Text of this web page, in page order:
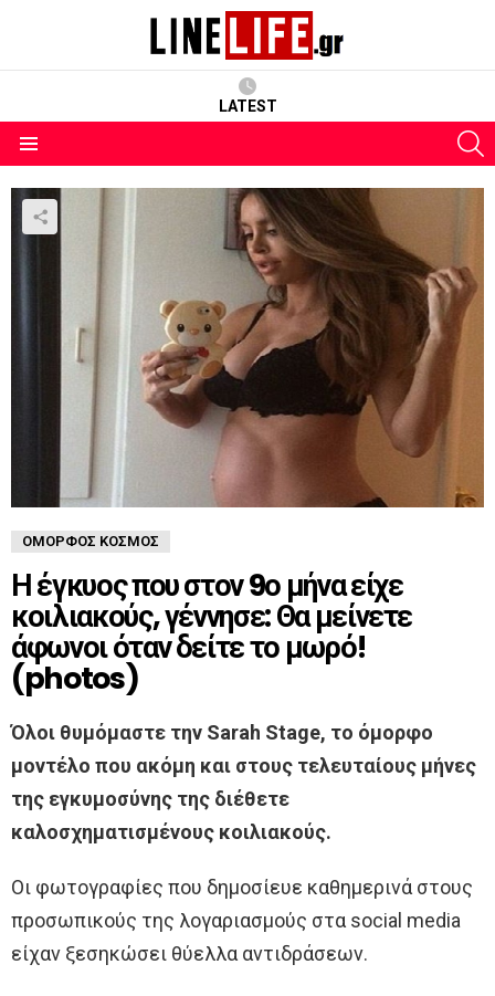
LATEST
ΌΜΟΡΦΟΣ ΚΌΣΜΟΣ
Η έγκυος που στον 9ο μήνα είχε
κοιλιακούς, γέννησε: Θα μείνετε
άφωνοι όταν δείτε το μωρό!
(photos)
Όλοι θυμόμαστε την Sarah Stage, το όμορφο
μοντέλο που ακόμη και στους τελευταίους μήνες
της εγκυμοσύνης της διέθετε
καλοσχηματισμένους κοιλιακούς.
Οι φωτογραφίες που δημοσίευε καθημερινά στους
προσωπικούς της λογαριασμούς στα social media
είχαν ξεσηκώσει θύελλα αντιδράσεων.